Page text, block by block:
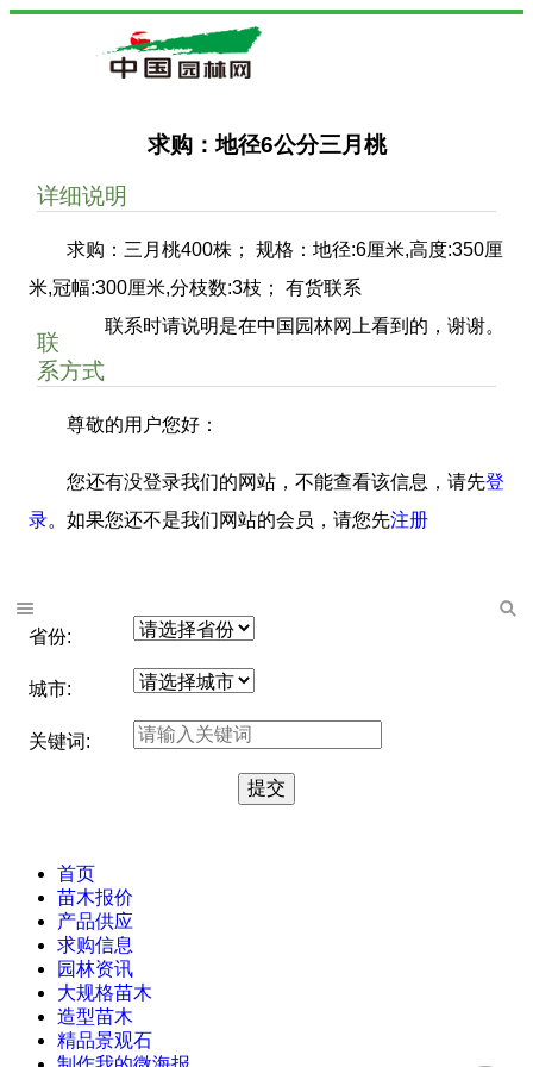
求购：地径6公分三月桃
详细说明
求购：三月桃400株； 规格：地径:6厘米,高度:350厘
米,冠幅:300厘米,分枝数:3枝； 有货联系
联系时请说明是在中国园林网上看到的，谢谢。
联
系方式
尊敬的用户您好：
您还有没登录我们的网站，不能查看该信息，请先登
录。如果您还不是我们网站的会员，请您先注册
省份:
城市:
关键词:
首页
苗木报价
产品供应
求购信息
园林资讯
大规格苗木
造型苗木
精品景观石